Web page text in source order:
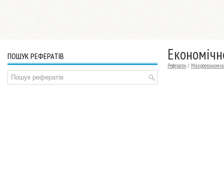
Реферати /
ПОШУК РЕФЕРАТІВ